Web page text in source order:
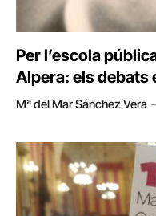
Per l’escola
Alpera: els debats
Mª del Mar Sánchez Vera